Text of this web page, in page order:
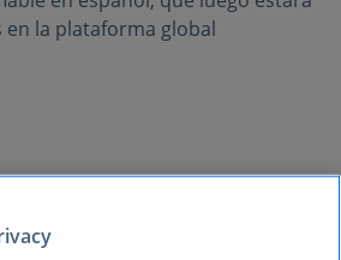
la plataforma global